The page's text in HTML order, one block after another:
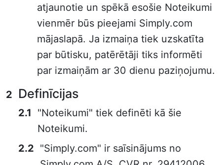
atjaunotie un spēkā esošie Noteikumi
vienmēr būs pieejami Simply.com
mājaslapā. Ja izmaiņa tiek uzskatīta
par būtisku, patērētāji tiks informēti
par izmaiņām ar 30 dienu paziņojumu.
Definīcijas
"Noteikumi" tiek definēti kā šie
Noteikumi.
"Simply.com" ir saīsinājums no